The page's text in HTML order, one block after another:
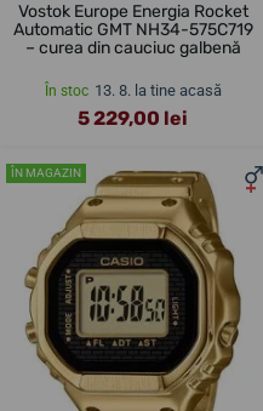
Vostok Europe Energia Rocket
Automatic GMT NH34-575C719
– curea din cauciuc galbenă
În stoc 13. 8. la tine acasă
5 229,00 lei
ÎN MAGAZIN